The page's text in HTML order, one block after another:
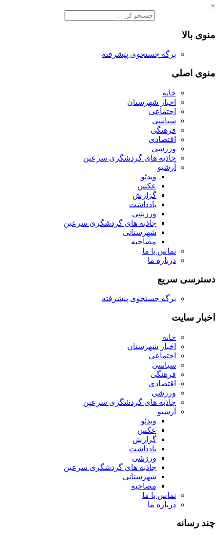
×
منوی بالا
برگه جستجوی پیشرفته
منوی اصلی
خانه
اخبار شهرستان
اجتماعی
سیاسی
فرهنگی
اقتصادی
ورزشی
جاذبه های گردشگری سرعین
آرشیو
ویدئو
عکس
گزارش
یادداشت
ورزشی
جاذبه های گردشگری سرعین
شهرستانی
مصاحبه
تماس با ما
درباره ما
دسترسی سریع
برگه جستجوی پیشرفته
اخبار سایت
خانه
اخبار شهرستان
اجتماعی
سیاسی
فرهنگی
اقتصادی
ورزشی
جاذبه های گردشگری سرعین
آرشیو
ویدئو
عکس
گزارش
یادداشت
ورزشی
جاذبه های گردشگری سرعین
شهرستانی
مصاحبه
تماس با ما
درباره ما
چند رسانه